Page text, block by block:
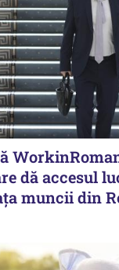
dă accesul
muncii din